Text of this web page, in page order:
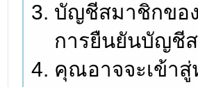
บัญชีสมาชิกขอ
การยืนยันบัญชี
คุณอาจจะเข้า